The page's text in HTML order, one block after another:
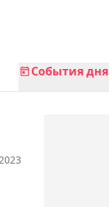
События дня